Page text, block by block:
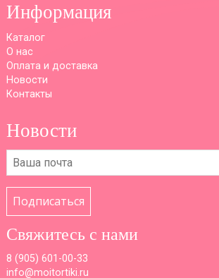
Информация
Каталог
О нас
Оплата и доставка
Новости
Контакты
Новости
Подписаться
Свяжитесь с нами
8 (905) 601-00-33
info@moitortiki.ru